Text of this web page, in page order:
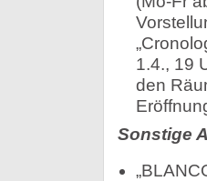
1.4., 19
den
Sonstige